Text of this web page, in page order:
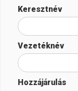
Keresztnév
Vezetéknév
Hozzájárulás